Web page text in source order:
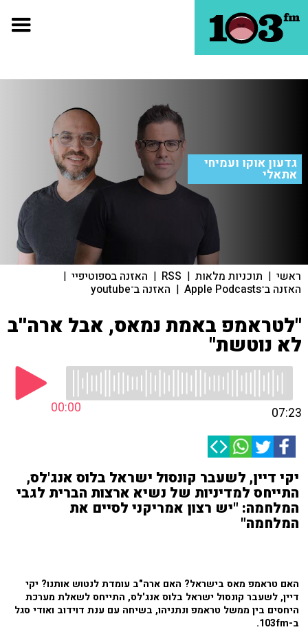
גדעון אוקו ועמיחי
אתאלי
ראשי | תוכניות מלאות |
RSS
| האזנה בספוטיפיי |
האזנה ב־Apple Podcasts | האזנה ב־youtube
"לטראמפ באמת נמאס, אבל ארה''ב
לא נוטשת"
00:00 07:23
יקי דיין, לשעבר קונסול ישראל בלוס אנג'לס,
התייחס למדיניות של נשיא ארצות הברית לגבי
המלחמה: "יש רצון אמריקני לסיים את
המלחמה"
האם טראמפ מאס בישראל? האם ארה"ב עומדת לנטוש אותנו? יקי
דיין, לשעבר קונסול ישראל בלוס אנג'לס, התייחס לשאלת מערכת
היחסים בין ממשל טראמפ ונתניהו, בשיחה עם ענת דוידוב ואודי סגל
ב-103fm.